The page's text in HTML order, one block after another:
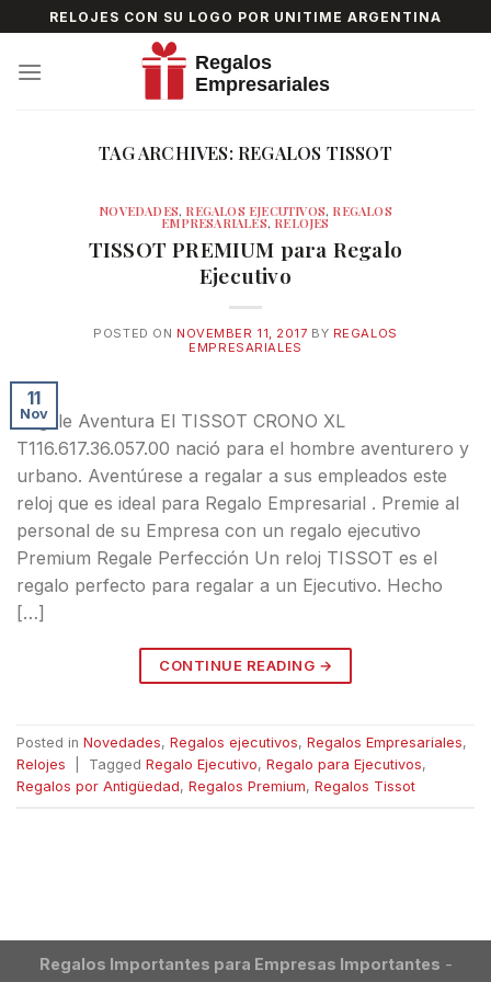
to
content
RELOJES CON SU LOGO POR UNITIME ARGENTINA
TAG ARCHIVES: REGALOS TISSOT
NOVEDADES, REGALOS EJECUTIVOS, REGALOS
EMPRESARIALES, RELOJES
TISSOT PREMIUM para Regalo
Ejecutivo
POSTED ON NOVEMBER 11, 2017 BY REGALOS
EMPRESARIALES
11
Nov
Regale Aventura El TISSOT CRONO XL
T116.617.36.057.00 nació para el hombre aventurero y
urbano. Aventúrese a regalar a sus empleados este
reloj que es ideal para Regalo Empresarial . Premie al
personal de su Empresa con un regalo ejecutivo
Premium Regale Perfección Un reloj TISSOT es el
regalo perfecto para regalar a un Ejecutivo. Hecho
[…]
CONTINUE READING →
Posted in Novedades, Regalos ejecutivos, Regalos Empresariales,
Relojes
Tagged Regalo Ejecutivo, Regalo para Ejecutivos,
Regalos por Antigüedad, Regalos Premium, Regalos Tissot
Regalos Importantes para Empresas Importantes -